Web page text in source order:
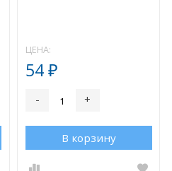
ЦЕНА:
54 ₽
- +
В корзину